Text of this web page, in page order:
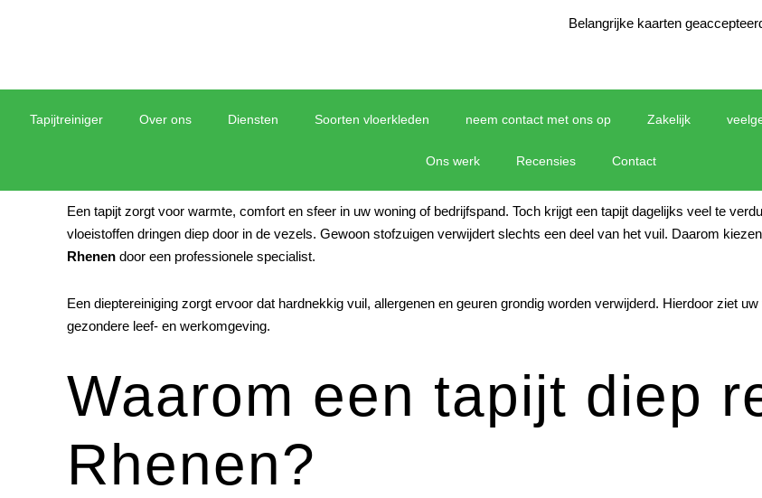
Belangrijke kaarten
Tapijtreiniger Over ons Diensten Soorten vloerkleden neem contact met ons op Zakelijk
Ons werk Recensies Contact
Een tapijt zorgt voor warmte, comfort en sfeer in uw woning of bedrijfspand. Toch krijgt een tapijt dagelijks veel te
vloeistoffen dringen diep door in de vezels. Gewoon stofzuigen verwijdert slechts een deel van het vuil. Daarom
Rhenen door een professionele specialist.
Een dieptereiniging zorgt ervoor dat hardnekkig vuil, allergenen en geuren grondig worden verwijderd. Hierdoor ziet
gezondere leef- en werkomgeving.
Waarom een tapijt diep
Rhenen?